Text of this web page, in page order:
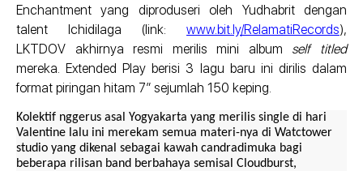
Enchantment yang diproduseri oleh Yudhabrit dengan
talent Ichidilaga (link:
www.bit.ly/RelamatiRecords),
LKTDOV akhirnya resmi merilis mini album
self titled
mereka. Extended Play berisi 3 lagu baru ini dirilis dalam
format piringan hitam 7” sejumlah 150 keping.
Kolektif nggerus asal Yogyakarta yang merilis single di hari
Valentine lalu ini merekam semua materi-nya di Watctower
studio yang dikenal sebagai kawah candradimuka bagi
beberapa rilisan band berbahaya semisal Cloudburst,